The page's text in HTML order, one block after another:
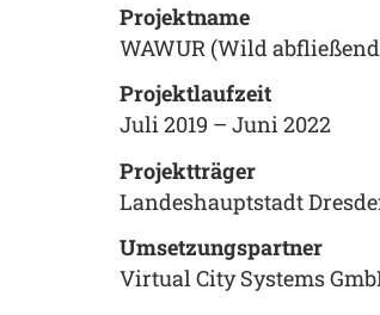
Projektname
WAWUR (Wild
Projektlaufzeit
Juli 2019 – Juni 2022
Projektträger
Landeshauptstadt
Umsetzungspartner
Virtual City Systems